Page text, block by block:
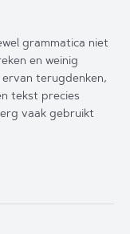
grammatica niet
en weinig
terugdenken,
tekst precies
vaak gebruikt